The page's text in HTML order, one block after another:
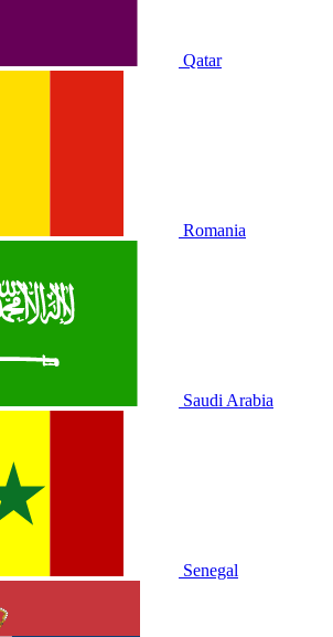
Qatar
Romania
Saudi Arabia
Senegal